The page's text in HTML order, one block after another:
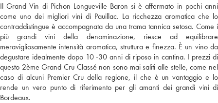
Il Grand Vin di Pichon Longueville Baron si è affermato in pochi anni
come uno dei migliori vini di Pauillac. La ricchezza aromatica che lo
contraddistingue è accompagnata da una trama tannica setosa. Come i
più grandi vini della denominazione, riesce ad equilibrare
meravigliosamente intensità aromatica, struttura e finezza. È un vino da
degustare idealmente dopo 10 -30 anni di riposo in cantina. I prezzi di
questo 2ème Grand Cru Classé non sono mai saliti alle stelle, come nel
caso di alcuni Premier Cru della regione, il che è un vantaggio e lo
rende un vero punto di riferimento per gli amanti dei grandi vini di
Bordeaux.